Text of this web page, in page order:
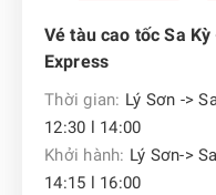
Vé tàu cao tốc Sa
Express
Thời gian: Lý Sơn ->
12:30 l 14:00
Khởi hành: Lý Sơn->
14:15 l 16:00